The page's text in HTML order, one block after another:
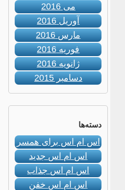
می 2016
آوریل 2016
مارس 2016
فوریه 2016
ژانویه 2016
دسامبر 2015
دسته‌ها
اس ام اس برای همسر
اس ام اس جدید
اس ام اس جذاب
اس ام اس خفن